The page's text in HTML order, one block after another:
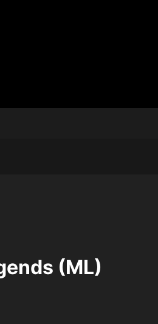
(ML)